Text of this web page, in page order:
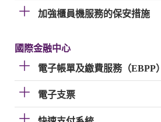
加強櫃員機服務的保安措施
國際金融中心
電子帳單及繳費服務（EBPP）
電子支票